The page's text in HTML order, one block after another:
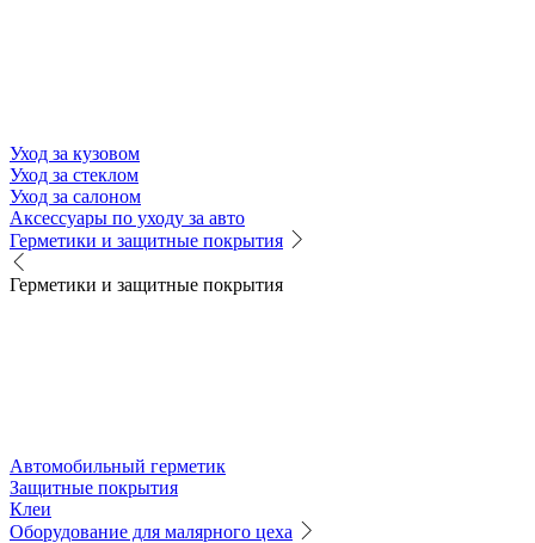
Уход за кузовом
Уход за стеклом
Уход за салоном
Аксессуары по уходу за авто
Герметики и защитные покрытия
Герметики и защитные покрытия
Автомобильный герметик
Защитные покрытия
Клеи
Оборудование для малярного цеха